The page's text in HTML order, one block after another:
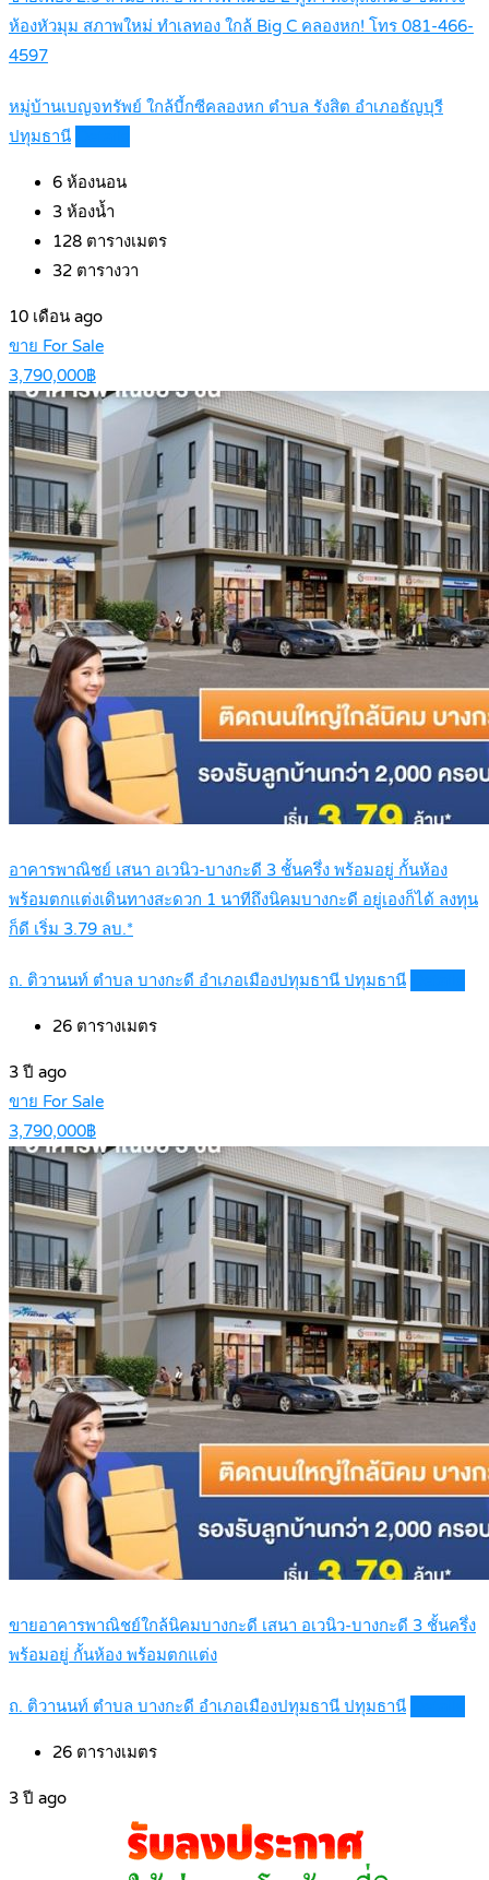
ห้องหัวมุม สภาพใหม่ ทำเลทอง ใกล้ Big C คลองหก! โทร 081-466-
4597
หมู่บ้านเบญจทรัพย์ ใกล้บี้กซีคลองหก ตำบล รังสิต อำเภอธัญบุรี
ปทุมธานี
6 ห้องนอน
3 ห้องน้ำ
128 ตารางเมตร
32 ตารางวา
10 เดือน ago
ขาย For Sale
3,790,000฿
อาคารพาณิชย์ เสนา อเวนิว-บางกะดี 3 ชั้นครึ่ง พร้อมอยู่ กั้นห้อง
พร้อมตกแต่งเดินทางสะดวก 1 นาทีถึงนิคมบางกะดี อยู่เองก็ได้ ลงทุน
ก็ดี เริ่ม 3.79 ลบ.*
ถ. ติวานนท์ ตำบล บางกะดี อำเภอเมืองปทุมธานี ปทุมธานี
26 ตารางเมตร
3 ปี ago
ขาย For Sale
3,790,000฿
ขายอาคารพาณิชย์ใกล้นิคมบางกะดี เสนา อเวนิว-บางกะดี 3 ชั้นครึ่ง
พร้อมอยู่ กั้นห้อง พร้อมตกแต่ง
ถ. ติวานนท์ ตำบล บางกะดี อำเภอเมืองปทุมธานี ปทุมธานี
26 ตารางเมตร
3 ปี ago